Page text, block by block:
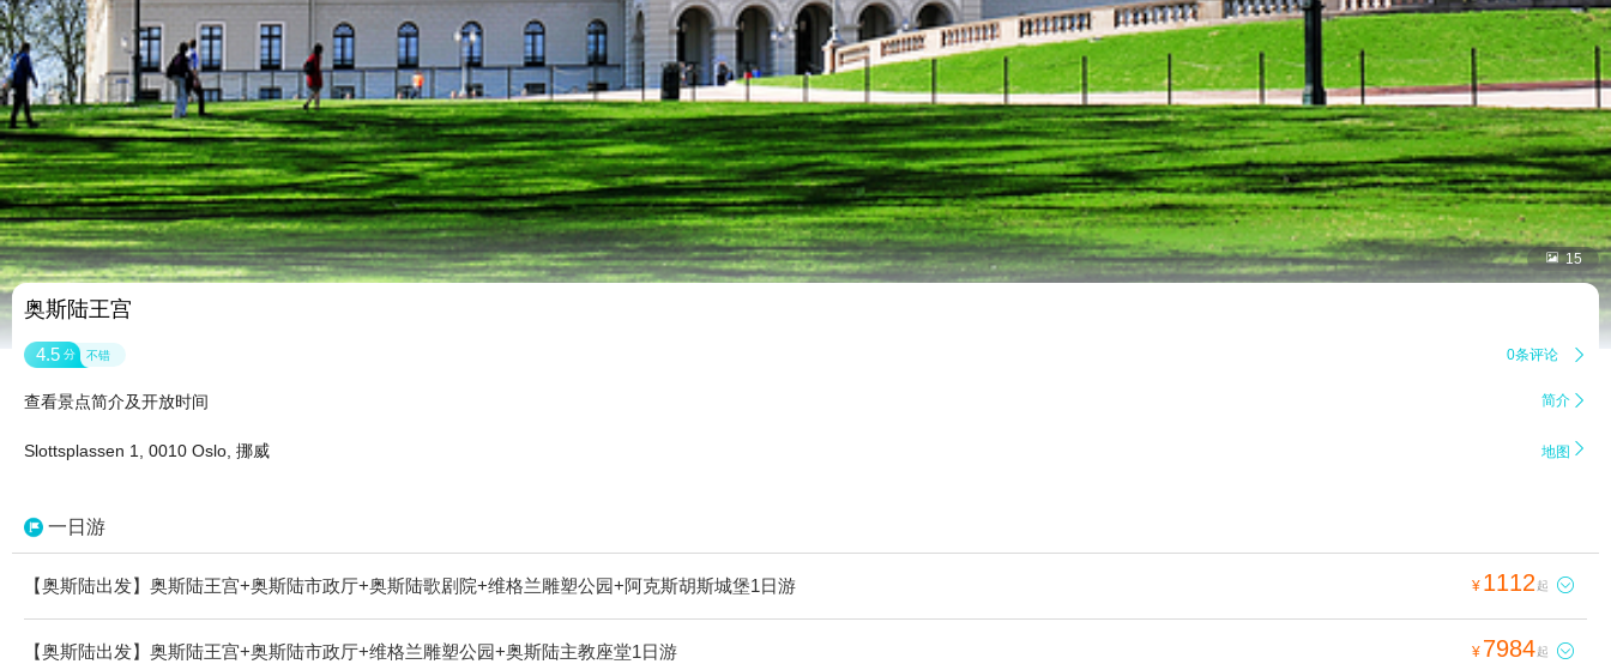
 15
奥斯陆王宫
4.5 分 不错 0条评论 
查看景点简介及开放时间 简介 
Slottsplassen 1, 0010 Oslo, 挪威 地图 
一日游
【奥斯陆出发】奥斯陆王宫+奥斯陆市政厅+奥斯陆歌剧院+维格兰雕塑公园+阿克斯胡斯城堡1日游 ¥ 1112 起 
【奥斯陆出发】奥斯陆王宫+奥斯陆市政厅+维格兰雕塑公园+奥斯陆主教座堂1日游 ¥ 7984起 